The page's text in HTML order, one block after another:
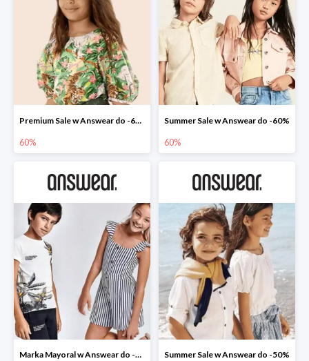
Premium Sale w Answear do -60%
60%
Summer Sale w Answear do -60%
60%
Marka Mayoral w Answear do -50% Summer Sale w Answear do -50%